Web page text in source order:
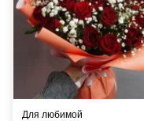
Для любимой